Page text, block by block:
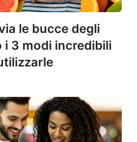
le bucce degli
i 3 modi incredibili